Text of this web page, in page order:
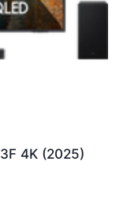
4K (2025)